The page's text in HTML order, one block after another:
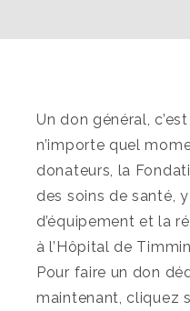
Un don général,
n’importe quel
donateurs, la
des soins de santé,
d’équipement et la
à l’Hôpital de
Pour faire un don
maintenant, cliquez